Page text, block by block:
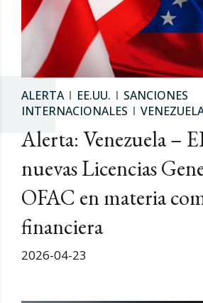
ALERTA EE.UU.
SANCIONES
INTERNACIONALES
Alerta: Venezuela –
nuevas Licencias
OFAC en materia
financiera
2026-04-23